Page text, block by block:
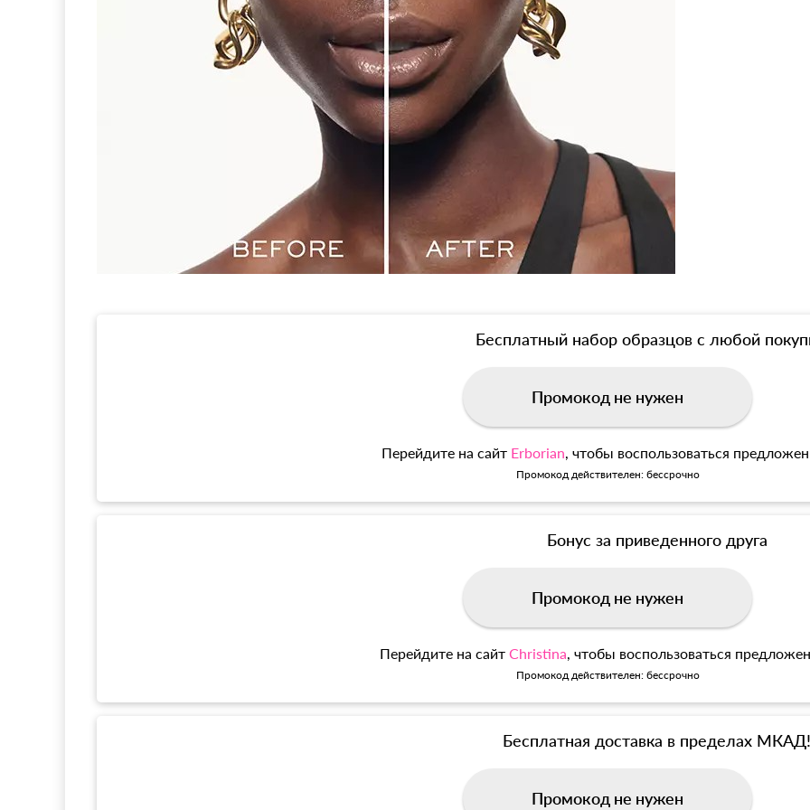
Бесплатный набор образцов с любой
Промокод не нужен
Перейдите на сайт Erborian , чтобы воспользоваться
Промокод действителен: бессрочно
Бонус за приведенного друга
Промокод не нужен
Перейдите на сайт Christina , чтобы воспользоваться
Промокод действителен: бессрочно
Бесплатная доставка в пределах МКАД!
Промокод не нужен